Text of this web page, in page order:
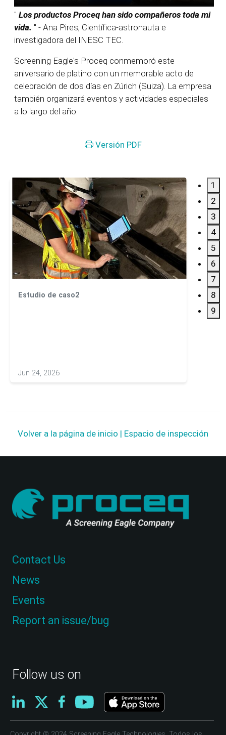
" Los productos Proceq han sido compañeros toda mi
vida. " - Ana Pires, Científica-astronauta e
investigadora del INESC TEC.
Screening Eagle's Proceq conmemoró este
aniversario de platino con un memorable acto de
celebración de dos días en Zúrich (Suiza). La empresa
también organizará eventos y actividades especiales
a lo largo del año.
Versión PDF
Estudio de caso2
Jun 24, 2026
1
2
3
4
5
6
7
8
9
Volver a la página de inicio | Espacio de inspección
Follow us on
Contact Us
News
Events
Report an issue/bug